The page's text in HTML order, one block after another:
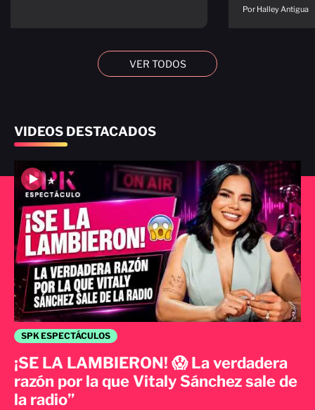
Por Halley Antigua
VER TODOS
VIDEOS DESTACADOS
SPK ESPECTÁCULOS
¡SE LA LAMBIERON! 😱 La verdadera
razón por la que Vitaly Sánchez sale de
la radio”